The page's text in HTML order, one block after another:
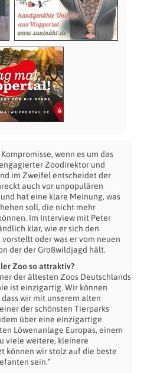
wenn es um das
Zoodirektor und
im Zweifel entscheidet der
auch vor unpopulären
hat eine klare Meinung, was
soll, die nicht mehr
Im Interview mit Peter
klar, wie er sich den
oder was er vom neuen
der der Großwildjagd hält.
Zoo so attraktiv?
der ältesten Zoos Deutschlands
ist einzigartig. Wir können
wir mit unserem alten
der schönsten Tierparks
über eine einzigartige
Löwenanlage Europas, einem
viele weitere, kleinere
können wir stolz auf die beste
sein.“